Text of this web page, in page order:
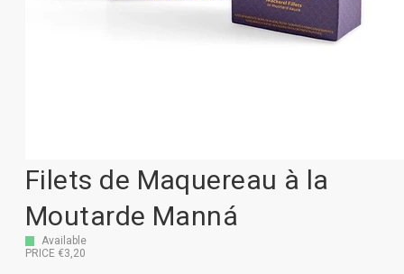
Filets de Maquereau à la
Moutarde Manná
Available
PRICE €3,20